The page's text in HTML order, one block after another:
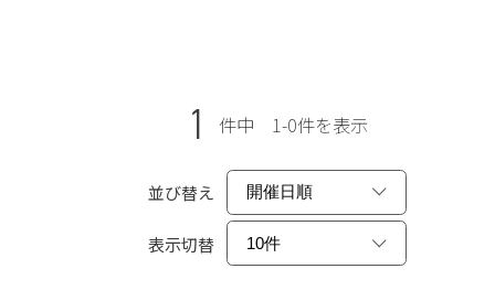
1 件中 1-0件を表示
並び替え
表示切替